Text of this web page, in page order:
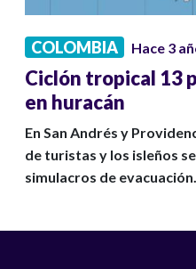
COLOMBIA Hace 3
Ciclón tropical 13
en huracán
En San Andrés y
de turistas y los isleños
simulacros de evacuación.